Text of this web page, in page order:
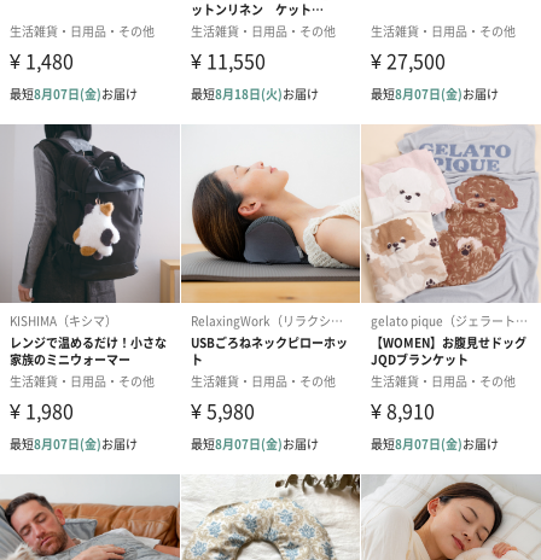
楽々です。アウトドアはもちろん、リモートワークやベランピン
グにも大活躍。
ざらっとした質感とシックなカラーが絶妙なバランスのステンレ
主な特徴
・冷たい飲み物も温かい飲み物も、しっかり適温キープ
・蓋つきだからこぼれにくい
・化粧箱におさめられていてギフトにもおすすめ
デザイン
保温・保冷効果の高いステンレス製の真空二重構造です。
フタ付きなのでデスクやベッドサイドでも安心して使用できま